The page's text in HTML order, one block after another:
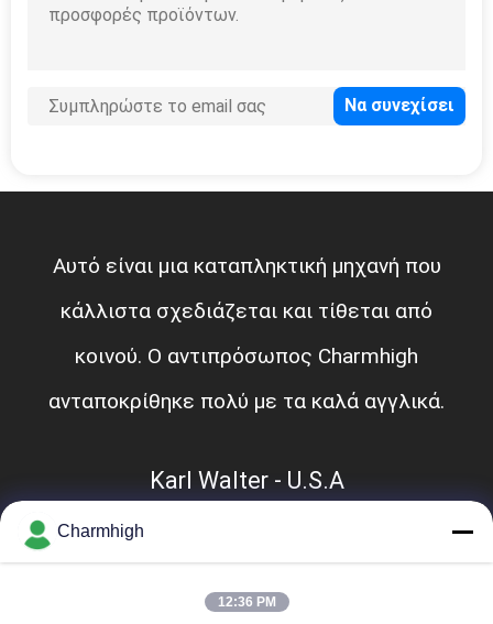
Αυτό είναι μια καταπληκτική μηχανή που
κάλλιστα σχεδιάζεται και τίθεται από
κοινού. Ο αντιπρόσωπος Charmhigh
ανταποκρίθηκε πολύ με τα καλά αγγλικά.
Karl Walter - U.S.A
Charmhigh
12:36 PM